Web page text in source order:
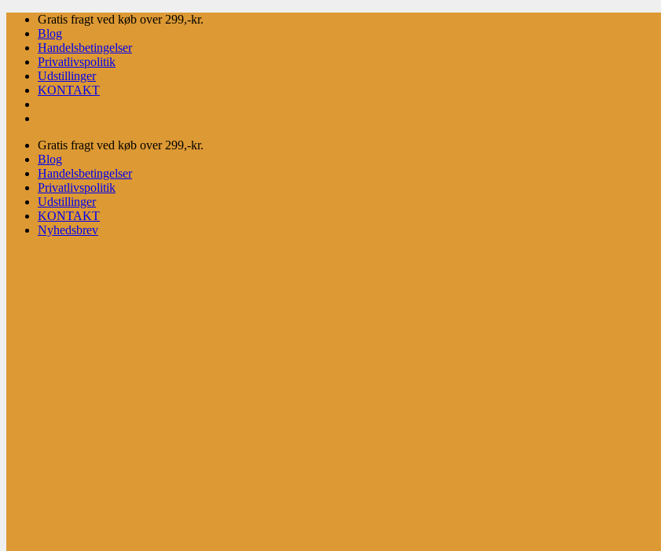
Fortsæt
indhold
Gratis fragt ved køb over 299,-kr.
Blog
Handelsbetingelser
Privatlivspolitik
Udstillinger
KONTAKT
Gratis fragt ved køb over 299,-kr.
Blog
Handelsbetingelser
Privatlivspolitik
Udstillinger
KONTAKT
Nyhedsbrev